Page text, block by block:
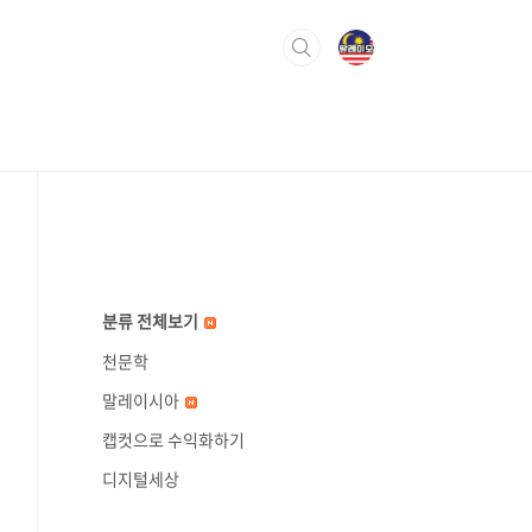
분류 전체보기
천문학
말레이시아
캡컷으로 수익화하기
디지털세상